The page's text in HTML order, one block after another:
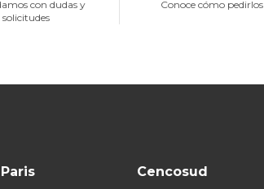
con dudas y
solicitudes
Conoce cómo pedirlos
Cencosud